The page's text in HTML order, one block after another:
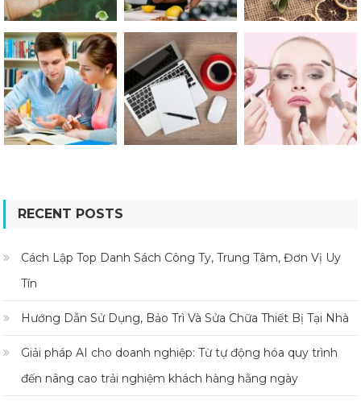
RECENT POSTS
Cách Lập Top Danh Sách Công Ty, Trung Tâm, Đơn Vị Uy
Tín
Hướng Dẫn Sử Dụng, Bảo Trì Và Sửa Chữa Thiết Bị Tại Nhà
Giải pháp AI cho doanh nghiệp: Từ tự động hóa quy trình
đến nâng cao trải nghiệm khách hàng hằng ngày